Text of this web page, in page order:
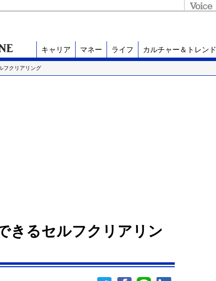
キャリア マネー ライフ カルチャー＆トレンド
フクリアリング
きるセルフクリアリン